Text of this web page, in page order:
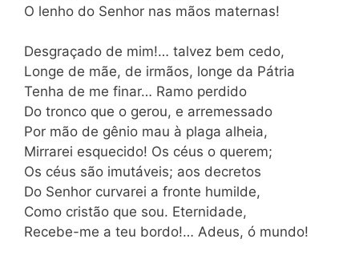
O lenho do Senhor nas mãos maternas!
Desgraçado de mim!… talvez bem cedo,
Longe de mãe, de irmãos, longe da Pátria
Tenha de me finar… Ramo perdido
Do tronco que o gerou, e arremessado
Por mão de gênio mau à plaga alheia,
Mirrarei esquecido! Os céus o querem;
Os céus são imutáveis; aos decretos
Do Senhor curvarei a fronte humilde,
Como cristão que sou. Eternidade,
Recebe-me a teu bordo!… Adeus, ó mundo!